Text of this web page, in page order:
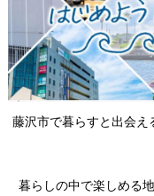
藤沢市で暮らすと出会え
暮らしの中で楽しめる